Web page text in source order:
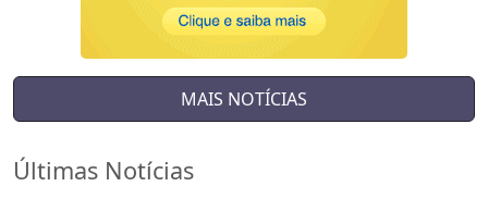
MAIS NOTÍCIAS
Últimas Notícias